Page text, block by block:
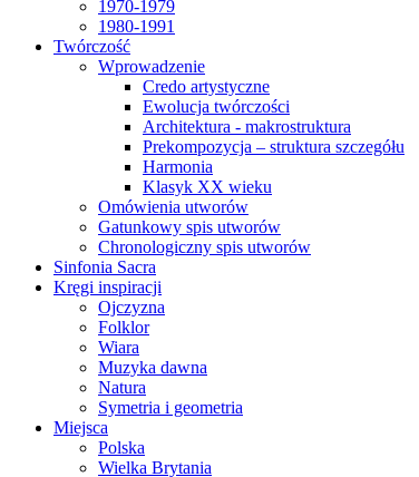
1970-1979
1980-1991
Twórczość
Wprowadzenie
Credo artystyczne
Ewolucja twórczości
Architektura - makrostruktura
Prekompozycja – struktura szczegółu
Harmonia
Klasyk XX wieku
Omówienia utworów
Gatunkowy spis utworów
Chronologiczny spis utworów
Sinfonia Sacra
Kręgi inspiracji
Ojczyzna
Folklor
Wiara
Muzyka dawna
Natura
Symetria i geometria
Miejsca
Polska
Wielka Brytania